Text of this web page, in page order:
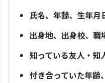
氏名、年齢、生年月
出身地、出身校、職
知っている友人・知
付き合っていた年齢